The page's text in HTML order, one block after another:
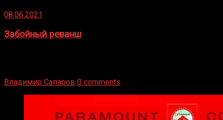
08.06.2021
Забойный реванш
Владимир Сапаров 0 comments